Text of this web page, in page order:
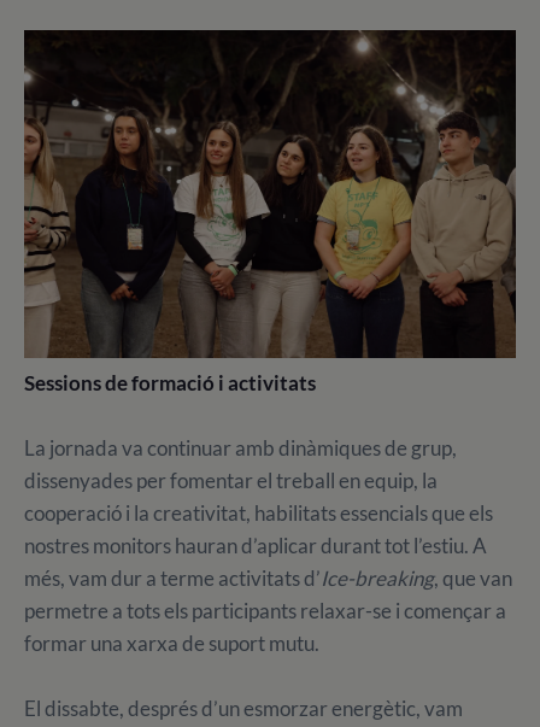
Sessions de formació i activitats
La jornada va continuar amb dinàmiques de grup,
dissenyades per fomentar el treball en equip, la
cooperació i la creativitat, habilitats essencials que els
nostres monitors hauran d’aplicar durant tot l’estiu. A
més, vam dur a terme activitats d’Ice-breaking, que van
permetre a tots els participants relaxar-se i començar a
formar una xarxa de suport mutu.
El dissabte, després d’un esmorzar energètic, vam